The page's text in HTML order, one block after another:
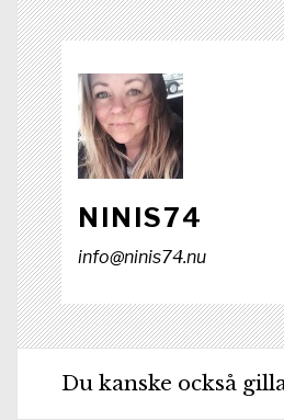
NINIS74
info@ninis74.nu
Du kanske också